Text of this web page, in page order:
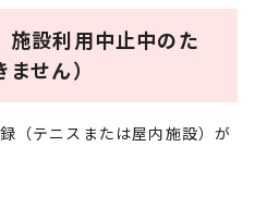
施設利用中止中のた
せん）
（テニスまたは屋内施設）が